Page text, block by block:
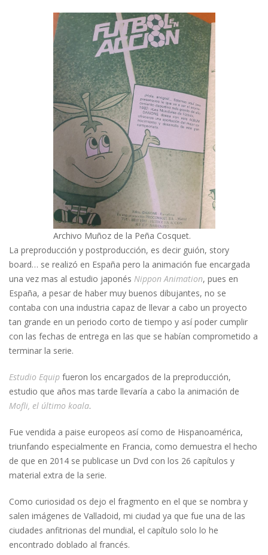
Archivo Muñoz de la Peña Cosquet.
La preproducción y postproducción, es decir guión, story
board… se realizó en España pero la animación fue encargada
una vez mas al estudio japonés Nippon Animation, pues en
España, a pesar de haber muy buenos dibujantes, no se
contaba con una industria capaz de llevar a cabo un proyecto
tan grande en un periodo corto de tiempo y así poder cumplir
con las fechas de entrega en las que se habían comprometido a
terminar la serie.
Estudio Equip fueron los encargados de la preproducción,
estudio que años mas tarde llevaría a cabo la animación de
Mofli, el último koala.
Fue vendida a paise europeos así como de Hispanoamérica,
triunfando especialmente en Francia, como demuestra el hecho
de que en 2014 se publicase un Dvd con los 26 capítulos y
material extra de la serie.
Como curiosidad os dejo el fragmento en el que se nombra y
salen imágenes de Valladoid, mi ciudad ya que fue una de las
ciudades anfitrionas del mundial, el capítulo solo lo he
encontrado doblado al francés.